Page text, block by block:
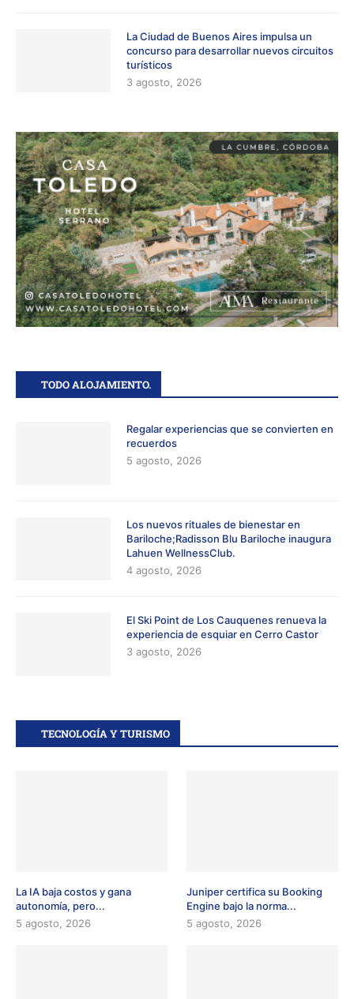
La Ciudad de Buenos Aires impulsa un
concurso para desarrollar nuevos circuitos
turísticos
3 agosto, 2026
TODO ALOJAMIENTO.
Regalar experiencias que se convierten en
recuerdos
5 agosto, 2026
Los nuevos rituales de bienestar en
Bariloche;Radisson Blu Bariloche inaugura
Lahuen WellnessClub.
4 agosto, 2026
El Ski Point de Los Cauquenes renueva la
experiencia de esquiar en Cerro Castor
3 agosto, 2026
TECNOLOGÍA Y TURISMO
La IA baja costos y gana
autonomía, pero...
5 agosto, 2026
Juniper certifica su Booking
Engine bajo la norma...
5 agosto, 2026